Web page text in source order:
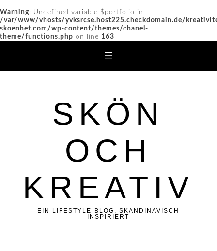
Warning: Undefined variable $portfolio in
/var/www/vhosts/yvksrcse.host225.checkdomain.de/
skoenhet.com/wp-content/themes/chanel-
theme/functions.php on line 163
SKÖN
OCH
KREATIV
EIN LIFESTYLE-BLOG, SKANDINAVISCH
INSPIRIERT